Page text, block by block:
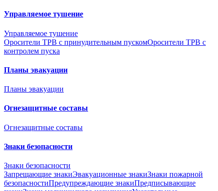
Управляемое тушение
Управляемое тушение
Оросители ТРВ с принудительным пускомОросители ТРВ с
контролем пуска
Планы эвакуации
Планы эвакуации
Огнезащитные составы
Огнезащитные составы
Знаки безопасности
Знаки безопасности
Запрещающие знакиЭвакуационные знакиЗнаки пожарной
безопасностиПредупреждающие знакиПредписывающие